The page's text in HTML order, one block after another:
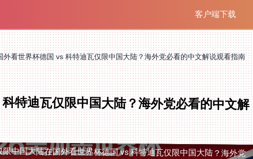
客户端下载
外看世界杯德国 vs 科特迪瓦仅限中国大陆？海外党必看的中文解说观看指南
特迪瓦仅限中国大陆？海外党必看的中文解
限中国大陆在国外看世界杯德国 vs 科特迪瓦仅限中国大陆？海外党